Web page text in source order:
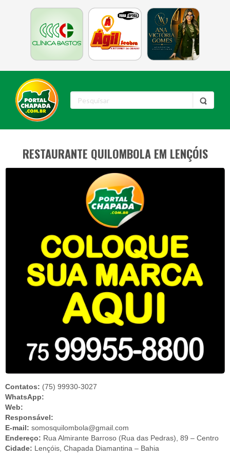
RESTAURANTE QUILOMBOLA EM LENÇÓIS
Contatos: (75) 99930-3027
WhatsApp:
Web:
Responsável:
E-mail: somosquilombola@gmail.com
Endereço: Rua Almirante Barroso (Rua das Pedras), 89 – Centro
Cidade: Lençóis, Chapada Diamantina – Bahia